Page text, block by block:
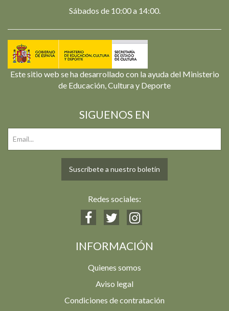
Sábados de 10:00 a 14:00.
Este sitio web se ha desarrollado con la ayuda del Ministerio
de Educación, Cultura y Deporte
SIGUENOS EN
Suscríbete a nuestro boletín
Redes sociales:
INFORMACIÓN
Quienes somos
Aviso legal
Condiciones de contratación